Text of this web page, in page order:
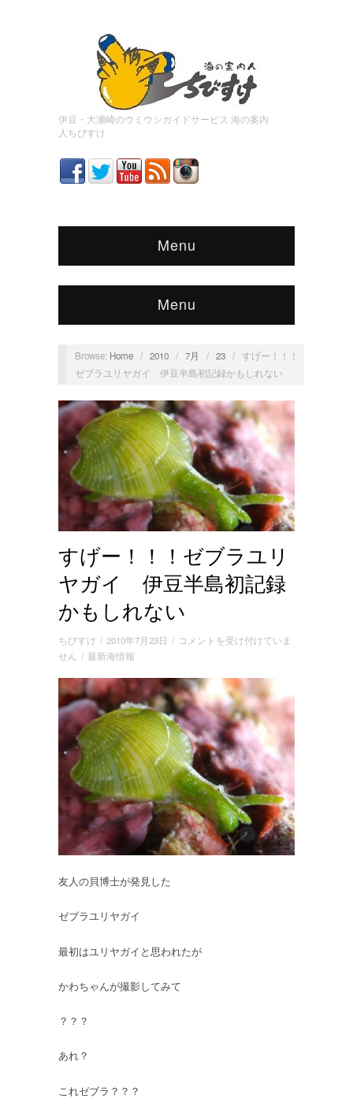
伊豆・大瀬崎のウミウシガイドサービス 海の案内
人ちびすけ
Menu
Menu
Browse: Home / 2010 / 7月 / 23 / すげー！！！
ゼブラユリヤガイ 伊豆半島初記録かもしれない
すげー！！！ゼブラユリ
ヤガイ 伊豆半島初記録
かもしれない
ちびすけ / 2010年7月23日 / す
ゼ
ブ
ラ
ユ
リ
ヤ
ガ
イ
伊
豆
半
島
し
な
コメントを受け付けていま
せん / 最新海情報
友人の貝博士が発見した
ゼブラユリヤガイ
最初はユリヤガイと思われたが
かわちゃんが撮影してみて
？？？
あれ？
これゼブラ？？？